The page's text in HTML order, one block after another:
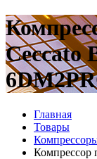
Ceccato
Главная
Товары
Компрессор